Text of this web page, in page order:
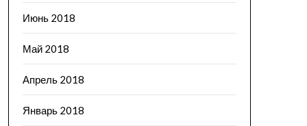
Июнь 2018
Май 2018
Апрель 2018
Январь 2018